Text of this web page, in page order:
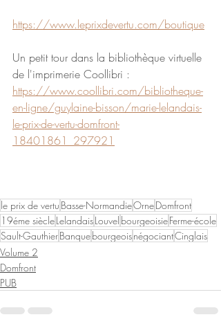
https://www.leprixdevertu.com/boutique
Un petit tour dans la bibliothèque virtuelle
de l'imprimerie Coollibri :
https://www.coollibri.com/bibliotheque-
en-ligne/guylaine-bisson/marie-lelandais-
le-prix-de-vertu-domfront-
18401861_297921
le prix de vertu Basse-NormandieOrneDomfront
19éme siècleLelandaisLouvel bourgeoisieFerme-école
Sault-GauthierBanquebourgeoisnégociantCinglais
Volume 2
Domfront
PUB